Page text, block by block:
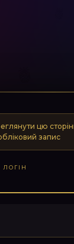
цю
запис
ЛОГІН